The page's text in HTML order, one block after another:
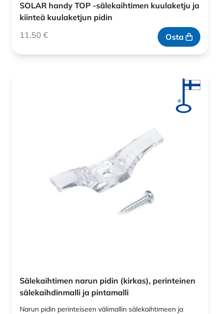
SOLAR handy TOP -sälekaihtimen kuulaketju ja
kiinteä kuulaketjun pidin
11,50 € Osta
Sälekaihtimen narun pidin (kirkas), perinteinen
sälekaihdinmalli ja pintamalli
Narun pidin perinteiseen välimallin sälekaihtimeen ja